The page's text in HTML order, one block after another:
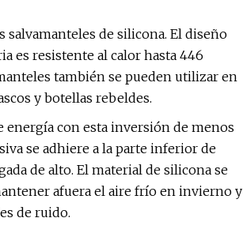
salvamanteles de silicona. El diseño
es resistente al calor hasta 446
también se pueden utilizar en
y botellas rebeldes.
energía con esta inversión de menos
se adhiere a la parte inferior de
de alto. El material de silicona se
afuera el aire frío en invierno y
de ruido.